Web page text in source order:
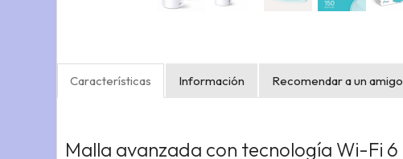
Características Información Recomendar a un amigo
Malla avanzada con tecnología Wi-Fi 6